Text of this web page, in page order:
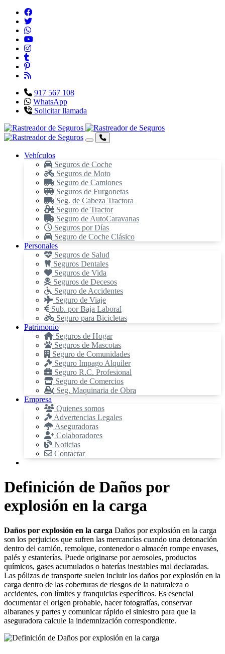
917 567 108
WhatsApp
Solicitar llamada
Vehículos
Seguros de Coche
Seguros de Moto
Seguro de Camiones
Seguros de Furgonetas
Seg. de Cabeza Tractora
Seguro de Tractor
Seguro de AutoCaravanas
Seguros por Días
Seguro de Coche Clásico
Personales
Seguros de Salud
Seguros Dentales
Seguros de Vida
Seguros de Decesos
Seguro de Accidentes
Seguro de Viaje
Sub. por Baja Laboral
Seguro para Bicicletas
Patrimonio
Seguros de Hogar
Seguros de Mascotas
Seguro de Comunidades
Seguro Impago Alquiler
Seguro R.C. Profesional
Seguro de Comercios
Seg. Maquinaria de Obra
Empresa
Quienes somos
Advertencias Legales
Aseguradoras
Colaboradores
Noticias
Contactar
Definición de Daños por
explosión en la carga
Daños por explosión en la carga Daños por explosión en la carga
son los perjuicios que sufren las mercancías cuando una detonación
dentro del camión, remolque, contenedor o almacén rompe envases,
palés y estanterías. Puede originarse por aerosoles, productos
químicos, gases acumulados o baterías inestables mal declaradas.
Las pólizas de transporte suelen incluir los daños por explosión en la
carga dentro de las coberturas de riesgos de la naturaleza o
accidentes, con límites y franquicias específicos. Es esencial
documentar el origen probable, hacer fotografías, conservar
albaranes y partes y comunicar rápido el siniestro para que la
aseguradora calcule la indemnización correspondiente.